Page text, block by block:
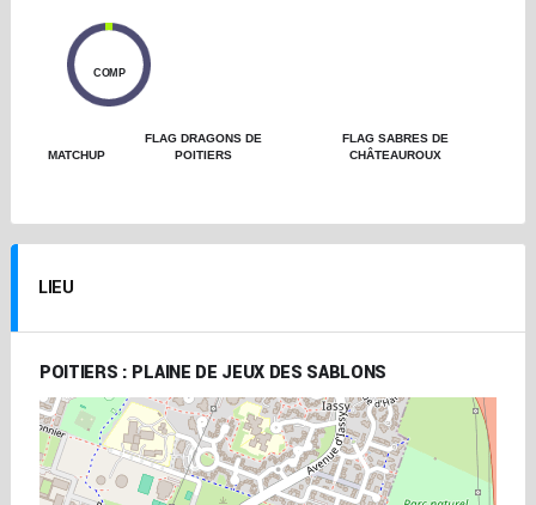
COMP
MATCHUP
FLAG DRAGONS DE
POITIERS
FLAG SABRES DE
CHÂTEAUROUX
LIEU
POITIERS : PLAINE DE JEUX DES SABLONS